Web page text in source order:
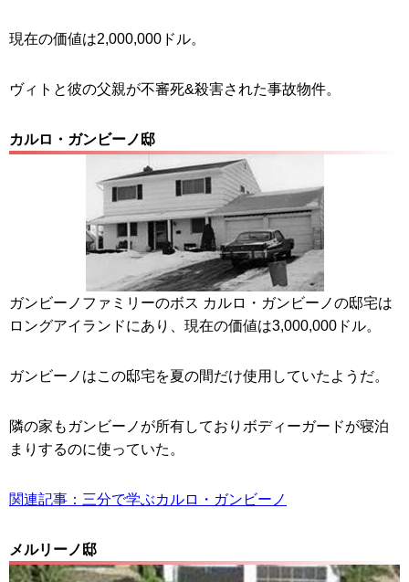
現在の価値は2,000,000ドル。
ヴィトと彼の父親が不審死&殺害された事故物件。
カルロ・ガンビーノ邸
ガンビーノファミリーのボス カルロ・ガンビーノの邸宅は
ロングアイランドにあり、現在の価値は3,000,000ドル。
ガンビーノはこの邸宅を夏の間だけ使用していたようだ。
隣の家もガンビーノが所有しておりボディーガードが寝泊
まりするのに使っていた。
関連記事：三分で学ぶカルロ・ガンビーノ
メルリーノ邸